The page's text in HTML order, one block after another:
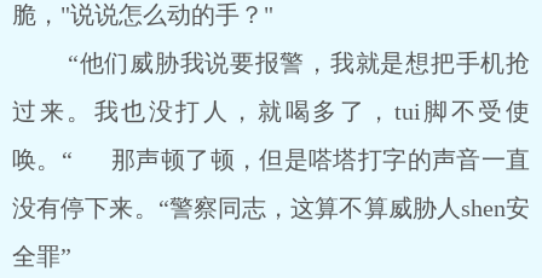
脆，"说说怎么动的手？"
“他们威胁我说要报警，我就是想把手机抢
过来。我也没打人，就喝多了，tui脚不受使
唤。“ 那声顿了顿，但是嗒塔打字的声音一直
没有停下来。“警察同志，这算不算威胁人shen安
全罪”